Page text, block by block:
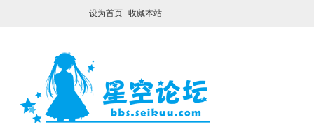
设为首页 收藏本站